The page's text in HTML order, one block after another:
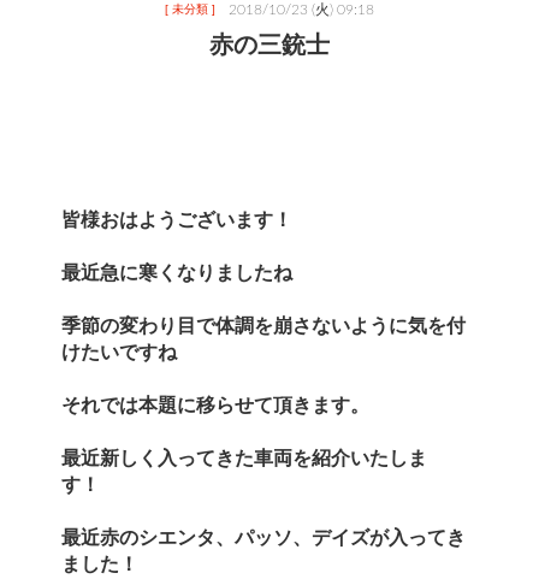
[ 未分類 ] 2018/10/23 (火) 09:18
赤の三銃士
皆様おはようございます！
最近急に寒くなりましたね
季節の変わり目で体調を崩さないように気を付
けたいですね
それでは本題に移らせて頂きます。
最近新しく入ってきた車両を紹介いたしま
す！
最近赤のシエンタ、パッソ、デイズが入ってき
ました！